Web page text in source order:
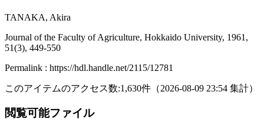
TANAKA, Akira
Journal of the Faculty of Agriculture, Hokkaido University, 1961,
51(3), 449-550
Permalink : https://hdl.handle.net/2115/12781
このアイテムのアクセス数:1,630件 （2026-08-09 23:54 集計）
閲覧可能ファイル